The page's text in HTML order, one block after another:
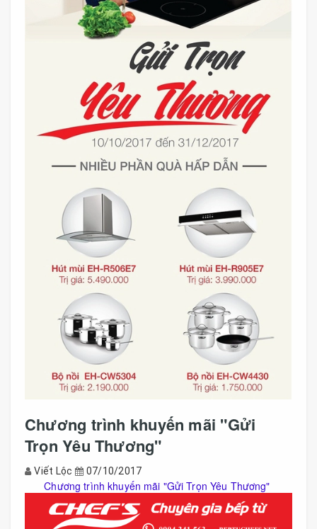
Chương trình khuyến mãi "Gửi
Trọn Yêu Thương"
Viết Lộc 07/10/2017
Chương trình khuyến mãi "Gửi Trọn Yêu Thương"